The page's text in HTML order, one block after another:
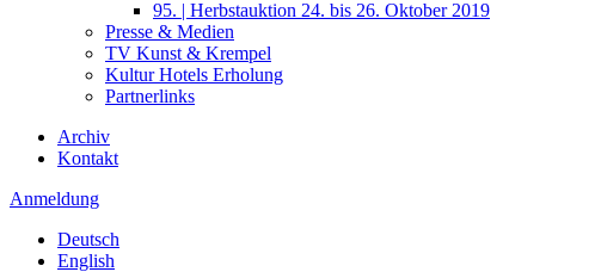
95. | Herbstauktion 24. bis 26. Oktober 2019
Presse & Medien
TV Kunst & Krempel
Kultur Hotels Erholung
Partnerlinks
Archiv
Kontakt
Anmeldung
Deutsch
English